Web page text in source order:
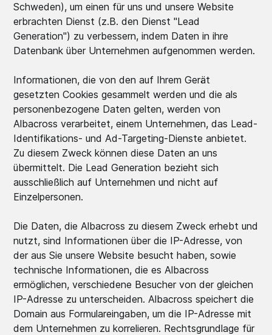
Schweden), um einen für uns und unsere Website
erbrachten Dienst (z.B. den Dienst "Lead
Generation") zu verbessern, indem Daten in ihre
Datenbank über Unternehmen aufgenommen werden.
Informationen, die von den auf Ihrem Gerät
gesetzten Cookies gesammelt werden und die als
personenbezogene Daten gelten, werden von
Albacross verarbeitet, einem Unternehmen, das Lead-
Identifikations- und Ad-Targeting-Dienste anbietet.
Zu diesem Zweck können diese Daten an uns
übermittelt. Die Lead Generation bezieht sich
ausschließlich auf Unternehmen und nicht auf
Einzelpersonen.
Die Daten, die Albacross zu diesem Zweck erhebt und
nutzt, sind Informationen über die IP-Adresse, von
der aus Sie unsere Website besucht haben, sowie
technische Informationen, die es Albacross
ermöglichen, verschiedene Besucher von der gleichen
IP-Adresse zu unterscheiden. Albacross speichert die
Domain aus Formulareingaben, um die IP-Adresse mit
dem Unternehmen zu korrelieren. Rechtsgrundlage für